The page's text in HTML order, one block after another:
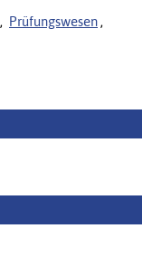
, Prüfungswesen ,